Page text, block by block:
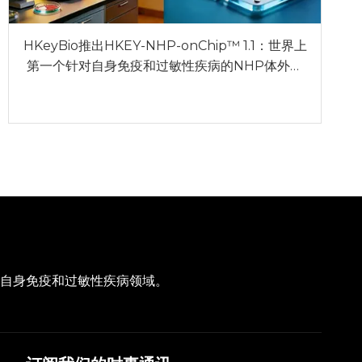
HKeyBio推出HKEY-NHP-onChip™ 1.1：世界上
第一个针对自身免疫和过敏性疾病的NHP体外模
身免疫和过敏性疾病领域。